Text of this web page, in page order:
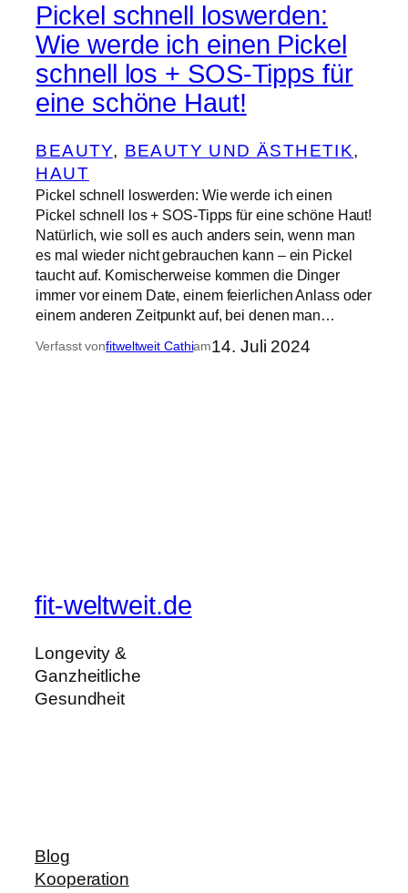
Pickel schnell loswerden:
Wie werde ich einen Pickel
schnell los + SOS-Tipps für
eine schöne Haut!
BEAUTY, BEAUTY UND ÄSTHETIK
HAUT
Pickel schnell loswerden: Wie werde ich einen
Pickel schnell los + SOS-Tipps für eine schöne Haut!
Natürlich, wie soll es auch anders sein, wenn man
es mal wieder nicht gebrauchen kann – ein Pickel
taucht auf. Komischerweise kommen die Dinger
immer vor einem Date, einem feierlichen Anlass oder
einem anderen Zeitpunkt auf, bei denen man…
Verfasst vonfitweltweit Cathiam14. Juli 2024
fit-weltweit.de
Longevity &
Ganzheitliche
Gesundheit
Blog
Kooperation